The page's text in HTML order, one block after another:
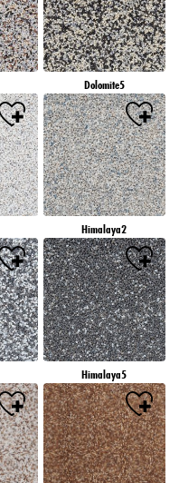
Dolomite5
Himalaya2
Himalaya5